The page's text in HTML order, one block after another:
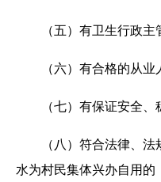
（五）有卫生行政
（六）有合格的从业
（七）有保证安全、
（八）符合法律、
水为村民集体兴办自用的